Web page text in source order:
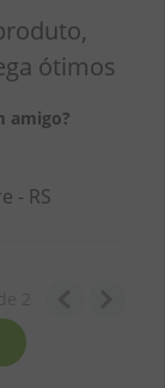
ótimos
amigo?
- RS